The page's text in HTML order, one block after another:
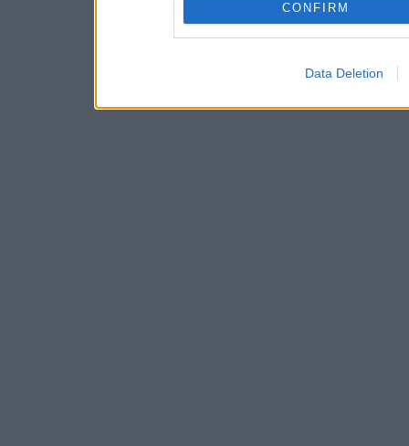
CONFIRM
Data Deletion